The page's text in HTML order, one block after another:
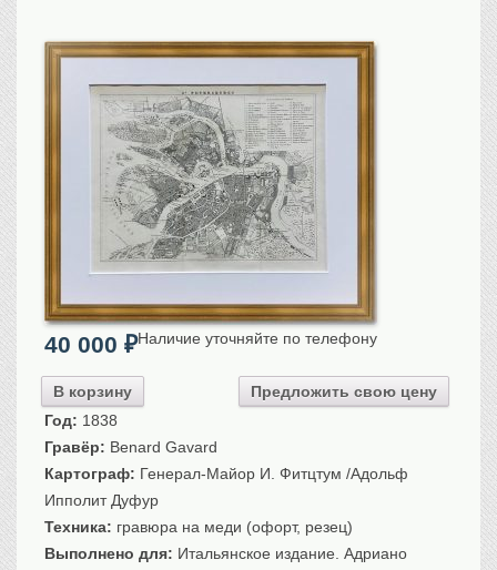
Санкт-Петербург
Прочие
Старинные карты
Российская империя
Европа
Исторические карты
Виды городов
Москва
Санкт-Петербург
Прочие
Севастополь, Крым
Ценные бумаги
История моды.
Гражданская мода
Униформа
40 000 ₽
В корзину Предложить свою цену
Наличие уточняйте по телефону
Год: 1838
Гравёр: Benard Gavard
Картограф: Генерал-Майор И. Фитцтум /Адольф
Ипполит Дуфур
Техника: гравюра на меди (офорт, резец)
Выполнено для: Итальянское издание. Адриано